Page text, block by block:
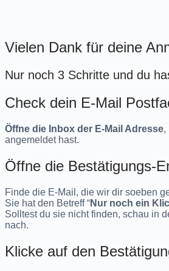
Vielen Dank für deine
Nur noch 3 Schritte und du
Check dein E-Mail
Öffne die Inbox der E-Mail Adresse,
angemeldet hast.
Öffne die Bestätigungs-
Finde die E-Mail, die wir dir soeben
Sie hat den Betreff “Nur noch ein
Solltest du sie nicht finden, schau in
nach.
Klicke auf den